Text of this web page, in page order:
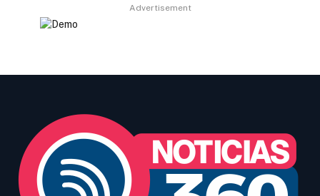
Advertisement